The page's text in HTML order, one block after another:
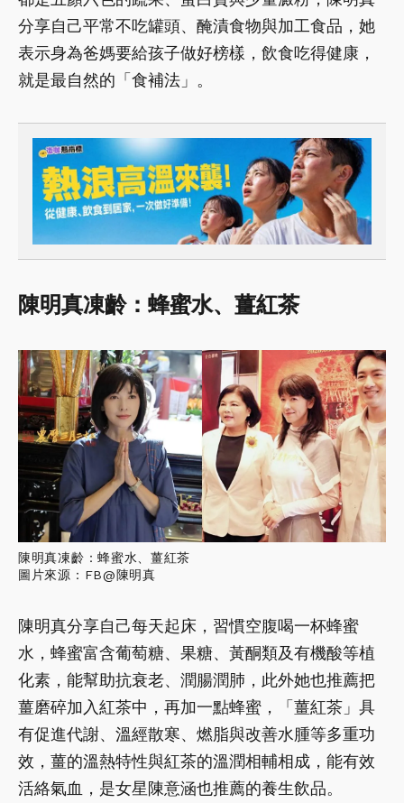
分享自己平常不吃罐頭、醃漬食物與加工食品，她
表示身為爸媽要給孩子做好榜樣，飲食吃得健康，
就是最自然的「食補法」。
陳明真凍齡：蜂蜜水、薑紅茶
陳明真凍齡：蜂蜜水、薑紅茶
圖片來源：FB@陳明真
陳明真分享自己每天起床，習慣空腹喝一杯蜂蜜
水，蜂蜜富含葡萄糖、果糖、黃酮類及有機酸等植
化素，能幫助抗衰老、潤腸潤肺，此外她也推薦把
薑磨碎加入紅茶中，再加一點蜂蜜，「薑紅茶」具
有促進代謝、溫經散寒、燃脂與改善水腫等多重功
效，薑的溫熱特性與紅茶的溫潤相輔相成，能有效
活絡氣血，是女星陳意涵也推薦的養生飲品。